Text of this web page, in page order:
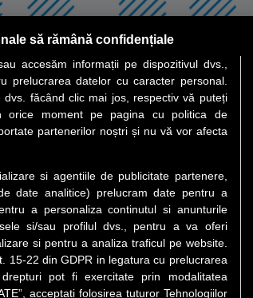
să rămână confidențiale
accesăm informații pe dispozitivul dvs.,
prelucrarea datelor cu caracter personal.
făcând clic mai jos, respectiv vă puteți
orice moment pe pagina cu politica de
partenerilor noștri și nu vă vor afecta
si agentiile de publicitate partenere,
date analitice) prelucram date pentru a
a personaliza continutul si anunturile
si/sau profilul dvs., pentru a va oferi
si pentru a analiza traficul pe website.
15-22 din GDPR in legatura cu prelucrarea
pot fi exercitate prin modalitatea
acceptati folosirea tuturor Tehnologiilor